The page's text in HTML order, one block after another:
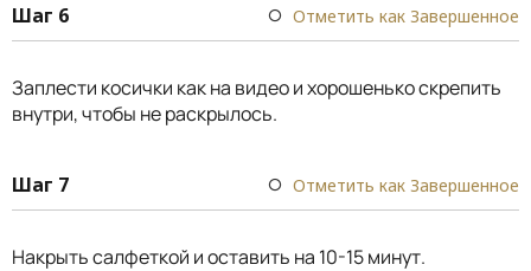
Шаг 6 Отметить как Завершенное
Заплести косички как на видео и хорошенько скрепить
внутри, чтобы не раскрылось.
Шаг 7 Отметить как Завершенное
Накрыть салфеткой и оставить на 10-15 минут.